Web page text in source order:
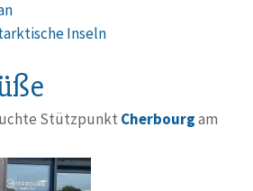
Inseln
Stützpunkt Cherbourgam